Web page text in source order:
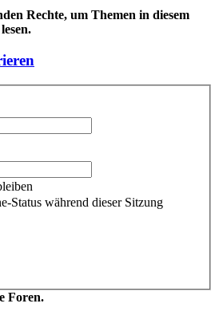
Rechte, um Themen in diesem
Status während dieser Sitzung
Foren.